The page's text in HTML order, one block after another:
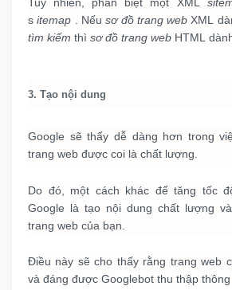
sitemap Nếusơ đồ trang web XML
tìm kiếm thì sơ đồ trang web HTML
3. Tạo nội dung
Google sẽ thấy dễ dàng hơn trong
trang web được coi là chất lượng.
Do đó, một cách khác để tăng tốc
Google là tạo nội dung chất lượng
trang web của bạn.
Điều này sẽ cho thấy rằng trang web
và đáng được Googlebot thu thập thông